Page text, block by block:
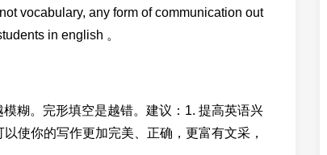
vocabulary, any form of communication out
in english 。
糊。完形填空是越错。建议：1. 提高英语兴
使你的写作更加完美、正确，更富有文采，